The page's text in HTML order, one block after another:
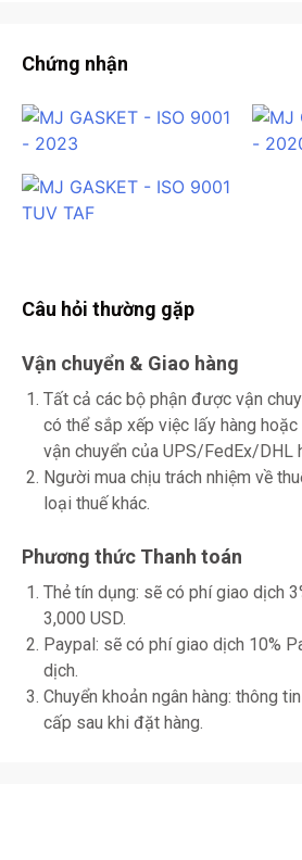
Chứng nhận
Câu hỏi thường gặp
Vận chuyển & Giao hàng
Tất cả các bộ phận được vận
có thể sắp xếp việc lấy hàng
vận chuyển của UPS/FedEx/DHL
Người mua chịu trách nhiệm về
loại thuế khác.
Phương thức Thanh toán
Thẻ tín dụng: sẽ có phí giao dịch
3,000 USD.
Paypal: sẽ có phí giao dịch 10%
dịch.
Chuyển khoản ngân hàng: thông
cấp sau khi đặt hàng.